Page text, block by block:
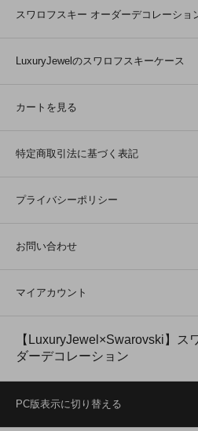
スワロフスキー オーダーデコレーショ
LuxuryJewelのスワロフスキーケース
カートを見る
特定商取引法に基づく表記
プライバシーポリシー
お問い合わせ
マイアカウント
【LuxuryJewel×Swarovski】ス
ダーデコレーション
PC版表示に切り替える